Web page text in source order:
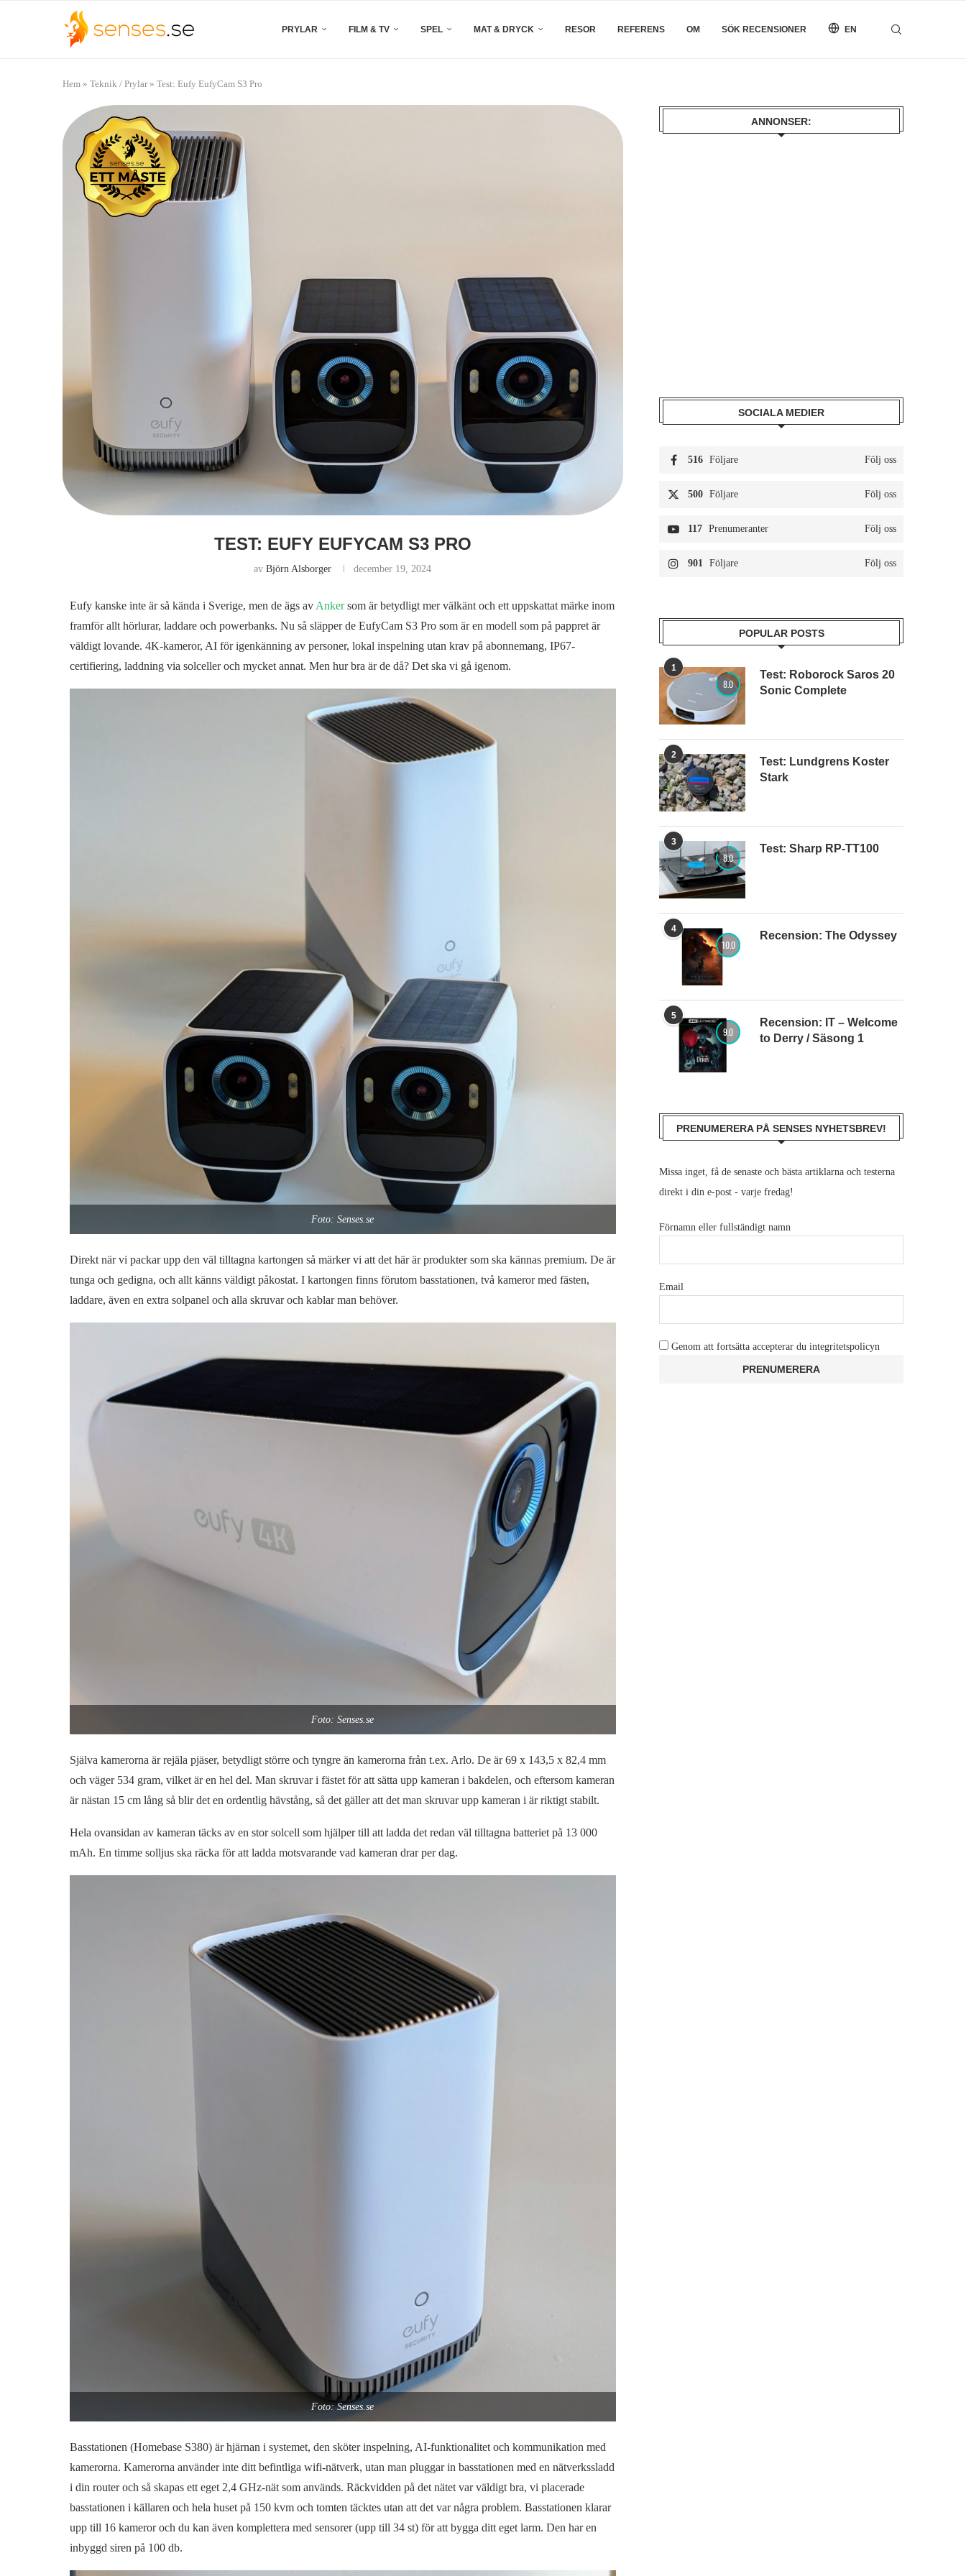
PRYLAR FILM & TV SPEL MAT & DRYCK RESOR REFERENS OM SÖK RECENSIONER EN
Hem » Teknik / Prylar» Test: Eufy EufyCam S3 Pro
TEST: EUFY EUFYCAM S3 PRO
avBjörn Alsborger december 19, 2024
Eufy kanske inte är så kända i Sverige, men de ägs av Ankersom är betydligt mer välkänt och ett uppskattat märke inom
framför allt hörlurar, laddare och powerbanks. Nu så släpper de EufyCam S3 Pro som är en modell som på pappret är
väldigt lovande. 4K-kameror, AI för igenkänning av personer, lokal inspelning utan krav på abonnemang, IP67-
certifiering, laddning via solceller och mycket annat. Men hur bra är de då? Det ska vi gå igenom.
Foto: Senses.se
Direkt när vi packar upp den väl tilltagna kartongen så märker vi att det här är produkter som ska kännas premium. De är
tunga och gedigna, och allt känns väldigt påkostat. I kartongen finns förutom basstationen, två kameror med fästen,
laddare, även en extra solpanel och alla skruvar och kablar man behöver.
Foto: Senses.se
Själva kamerorna är rejäla pjäser, betydligt större och tyngre än kamerorna från t.ex. Arlo. De är 69 x 143,5 x 82,4 mm
och väger 534 gram, vilket är en hel del. Man skruvar i fästet för att sätta upp kameran i bakdelen, och eftersom kameran
är nästan 15 cm lång så blir det en ordentlig hävstång, så det gäller att det man skruvar upp kameran i är riktigt stabilt.
Hela ovansidan av kameran täcks av en stor solcell som hjälper till att ladda det redan väl tilltagna batteriet på 13 000
mAh. En timme solljus ska räcka för att ladda motsvarande vad kameran drar per dag.
Foto: Senses.se
Basstationen (Homebase S380) är hjärnan i systemet, den sköter inspelning, AI-funktionalitet och kommunikation med
kamerorna. Kamerorna använder inte ditt befintliga wifi-nätverk, utan man pluggar in basstationen med en nätverkssladd
i din router och så skapas ett eget 2,4 GHz-nät som används. Räckvidden på det nätet var väldigt bra, vi placerade
basstationen i källaren och hela huset på 150 kvm och tomten täcktes utan att det var några problem. Basstationen klarar
upp till 16 kameror och du kan även komplettera med sensorer (upp till 34 st) för att bygga ditt eget larm. Den har en
inbyggd siren på 100 db.
ANNONSER:
SOCIALA MEDIER
516 Följare Följ oss
500 Följare Följ oss
117 Prenumeranter Följ oss
901 Följare Följ oss
POPULAR POSTS
1
8.0
Test: Roborock Saros 20
Sonic Complete
2
Test: Lundgrens Koster
Stark
3
8.0
Test: Sharp RP-TT100
4
10.0
Recension: The Odyssey
5
9.0
Recension: IT – Welcome
to Derry / Säsong 1
PRENUMERERA PÅ SENSES NYHETSBREV!
Missa inget, få de senaste och bästa artiklarna och testerna
direkt i din e-post - varje fredag!
Förnamn eller fullständigt namn
Email
Genom att fortsätta accepterar du integritetspolicyn